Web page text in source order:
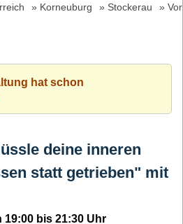
Korneuburg Stockerau
hat schon
deine inneren
statt getrieben" mit
19:00 bis 21:30 Uhr